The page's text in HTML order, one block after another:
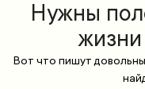
Нужны
жизни
Вот что пишут